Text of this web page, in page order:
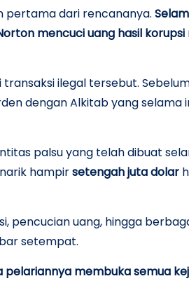
pertama dari rencananya.
mencuci uang hasil
ilegal tersebut.
dengan Alkitab yang selama
palsu yang telah dibuat
hampirsetengah juta dolar
pencucian uang, hingga
setempat.
membuka semua